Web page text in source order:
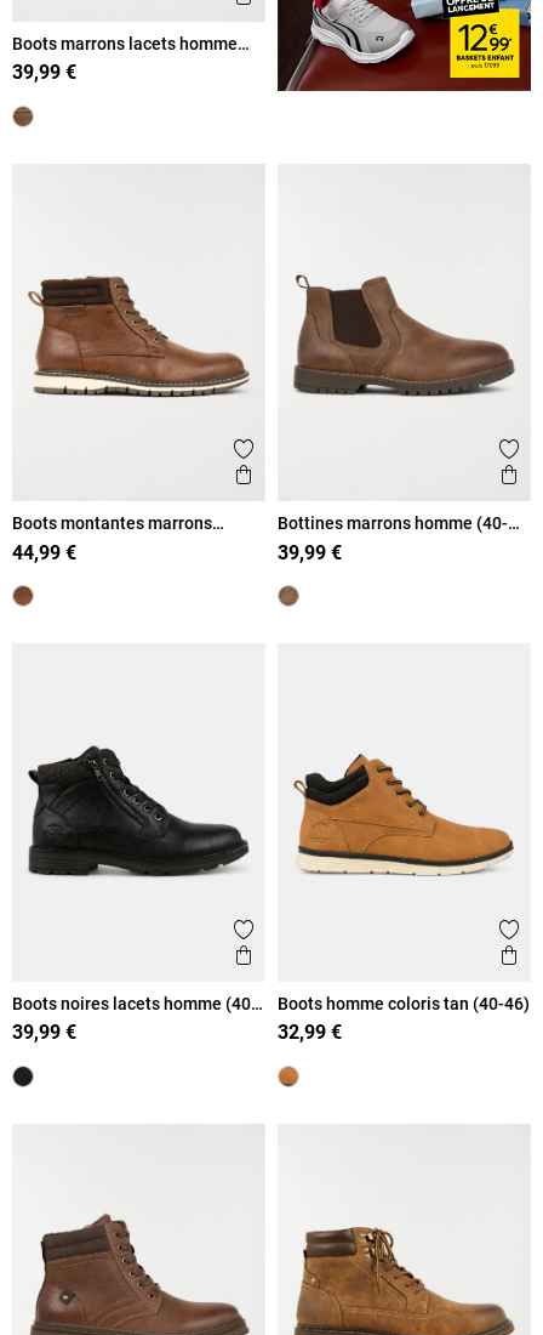
Boots marrons lacets homme
(40-46)
39,99 €
Ajouter aux favoris
Aperçu rapide
Boots montantes marrons
homme (40-46)
44,99 €
Bottines marrons homme (40-
45)
39,99 €
Ajouter aux favoris
Aperçu rapide
Boots noires lacets homme (40-
46)
39,99 €
Boots homme coloris tan (40-46)
32,99 €